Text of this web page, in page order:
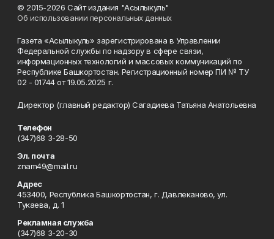
© 2015-2026 Сайт издания "Асылыкуль"
Об использовании персональных данных
Газета «Асылыкуль» зарегистрирована в Управлении
Федеральной службы по надзору в сфере связи,
информационных технологий и массовых коммуникаций по
Республике Башкортостан. Регистрационный номер ПИ № ТУ
02 - 01744 от 19.05.2025 г.
Директор (главный редактор) Сагадиева Татьяна Анатольевна
Телефон
(347)68 3-28-50
Эл. почта
znam49@mail.ru
Адрес
453400, Республика Башкортостан, г. Давлеканово, ул.
Тукаева, д. 1
Рекламная служба
(347)68 3-20-30